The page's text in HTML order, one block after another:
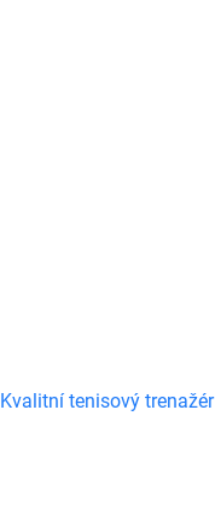
Kvalitní tenisový trenažér